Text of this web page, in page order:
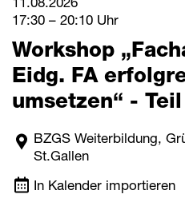
11.08.2026
17:30 – 20:10 Uhr
Workshop
Eidg. FA
umsetzen“ - Teil
BZGS Weiterbildung,
St.Gallen
In Kalender importieren
Login Mitarbeitende
Kontakt
Downloads